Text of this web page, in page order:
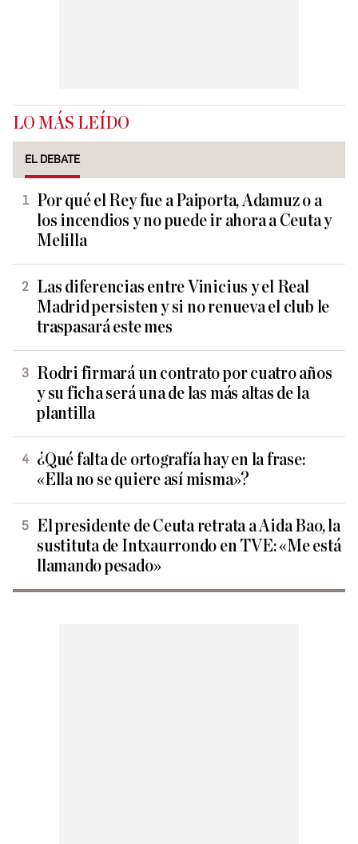
LO MÁS LEÍDO
EL DEBATE
Por qué el Rey fue a Paiporta, Adamuz o a
los incendios y no puede ir ahora a Ceuta y
Melilla
Las diferencias entre Vinicius y el Real
Madrid persisten y si no renueva el club le
traspasará este mes
Rodri firmará un contrato por cuatro años
y su ficha será una de las más altas de la
plantilla
¿Qué falta de ortografía hay en la frase:
«Ella no se quiere así misma»?
El presidente de Ceuta retrata a Aida Bao, la
sustituta de Intxaurrondo en TVE: «Me está
llamando pesado»